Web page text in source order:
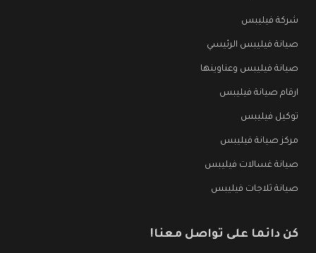
شركة فيليبس
صيانة فيليبس الرئيسي
صيانة فيليبس وعناوينها
ارقام صيانة فيليبس
توكيل فيليبس
مركز صيانة فيليبس
صيانة غسالات فيليبس
صيانة ثلاجات فيليبس
كن دائما على تواصل معنا!